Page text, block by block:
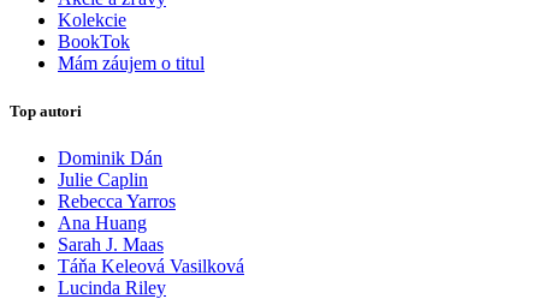
Kolekcie
BookTok
Mám záujem o titul
Top autori
Dominik Dán
Julie Caplin
Rebecca Yarros
Ana Huang
Sarah J. Maas
Táňa Keleová Vasilková
Lucinda Riley